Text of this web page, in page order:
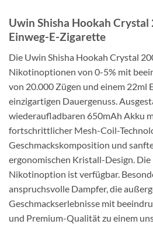
Uwin Shisha Hookah Crystal
Einweg-E-Zigarette
Die Uwin Shisha Hookah Crystal
Nikotinoptionen von 0-5% mit
von 20.000 Zügen und einem 22ml
einzigartigen Dauergenuss.
wiederaufladbaren 650mAh Akku
fortschrittlicher Mesh-Coil-
Geschmackskomposition und
ergonomischen Kristall-Design.
Nikotinoption ist verfügbar.
anspruchsvolle Dampfer, die
Geschmackserlebnisse mit
und Premium-Qualität zu einem